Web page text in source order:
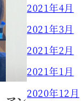
2021年4月
2021年3月
2021年2月
2021年1月
2020年12月